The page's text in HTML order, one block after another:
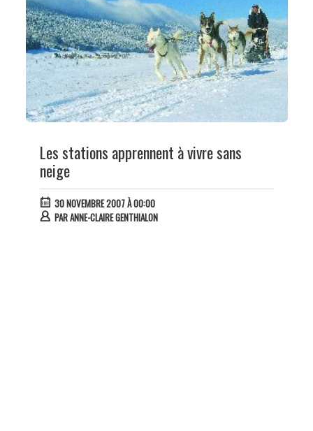
Les stations apprennent à vivre sans
neige
30 NOVEMBRE 2007 À 00:00
PARANNE-CLAIRE GENTHIALON